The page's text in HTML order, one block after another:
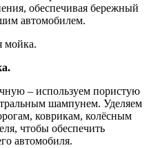
обеспечивая бережный
автомобилем.
– используем пористую
шампунем. Уделяем
коврикам, колёсным
чтобы обеспечить
автомобиля.